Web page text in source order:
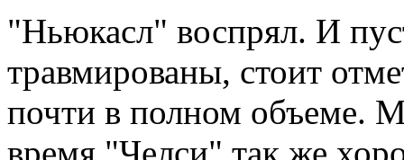
"Ньюкасл" воспрял. И
травмированы, стоит
почти в полном объеме.
время "Челси" так же